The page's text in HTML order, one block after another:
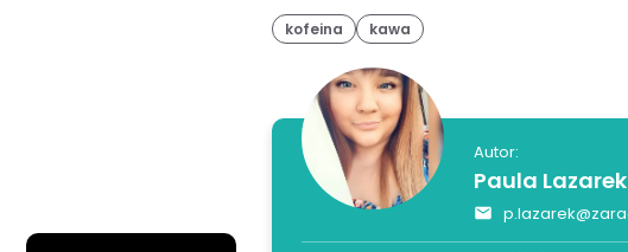
kofeina kawa
Autor:
Paula Lazarek